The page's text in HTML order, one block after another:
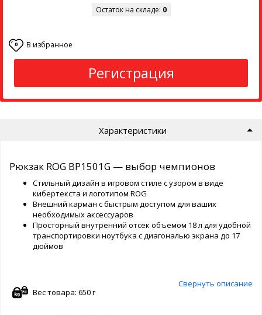
Остаток на складе: 0
0 В избранное
Регистрация
Характеристики
Рюкзак ROG BP1501G — выбор чемпионов
Стильный дизайн в игровом стиле с узором в виде
кибертекста и логотипом ROG
Внешний карман с быстрым доступом для ваших
необходимых аксессуаров
Просторный внутренний отсек объемом 18 л для удобной
транспортировки ноутбука с диагональю экрана до 17
дюймов
Свернуть описание
Вес товара: 650 г